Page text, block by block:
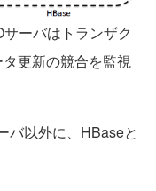
ーバはトランザク
更新の競合を監視
バ以外に、HBaseと